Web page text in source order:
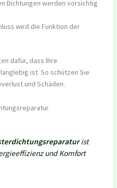
Dichtungen werden vorsichtig
wird die Funktion der
dafür, dass Ihre
ist. So schützen Sie
und Schäden.
ist
und Komfort